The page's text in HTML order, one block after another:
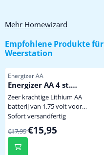
Mehr Homewizard
Empfohlene Produkte für
Weerstation
Artikelnummer
Energizer AA
Energizer AA 4 st.
Extreem krachtige
Winterbestendige
Lithium Batterij
Zeer krachtige Lithium AA
batterij van 1.75 volt voor
gebruik onder extreem zware
omstandigheden of langdurige
belasting. Bij een temperatuur
van -40 graden levert de batterij
nog 70% spanning en stroom.
Sofort versandfertig
Von 17,95 für 15,95
€17,95€15,95